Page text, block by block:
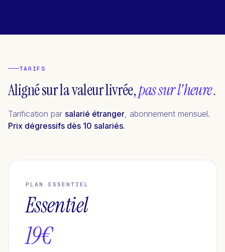
TARIFS
Aligné sur la valeur livrée,pas sur l'heure .
Tarification par salarié étranger , abonnement mensuel.
Prix dégressifs dès 10 salariés.
PLAN ESSENTIEL
Essentiel
19€